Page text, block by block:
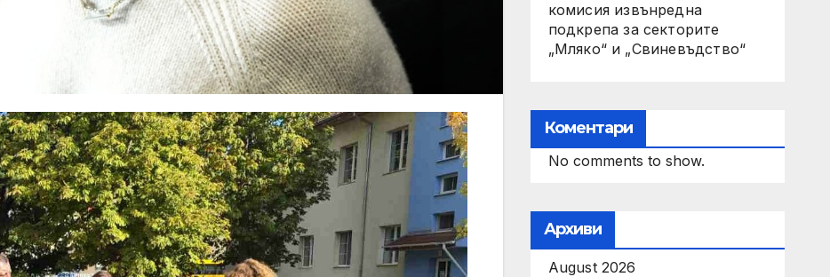
комисия извънредна
подкрепа за секторите
„Мляко“ и „Свиневъдство“
Коментари
No comments to show.
Архиви
August 2026